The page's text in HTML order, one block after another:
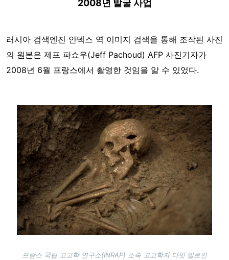
2008년 발굴 사업
러시아 검색엔진 얀덱스 역 이미지 검색을 통해 조작된 사진
의 원본은 제프 파쇼우(Jeff Pachoud) AFP 사진기자가
2008년 6월 프랑스에서 촬영한 것임을 알 수 있었다.
Image
프랑스 국립 고고학 연구소(INRAP) 소속 고고학자 다빗 빌로인